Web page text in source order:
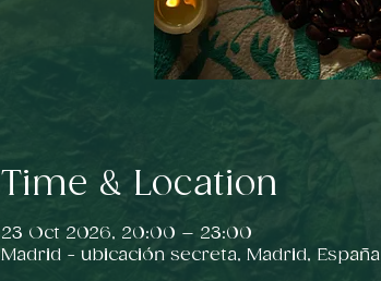
Time & Location
23 Oct 2026, 20:00 – 23:00
Madrid - ubicación secreta, Madrid, España